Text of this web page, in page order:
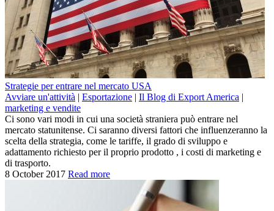
Strategie per entrare nel mercato USA
Avviare un'attività | Esportazione | Il Blog di Export America |
marketing e vendite
Ci sono vari modi in cui una società straniera può entrare nel
mercato statunitense. Ci saranno diversi fattori che influenzeranno la
scelta della strategia, come le tariffe, il grado di sviluppo e
adattamento richiesto per il proprio prodotto , i costi di marketing e
di trasporto.
8 October 2017 Read more